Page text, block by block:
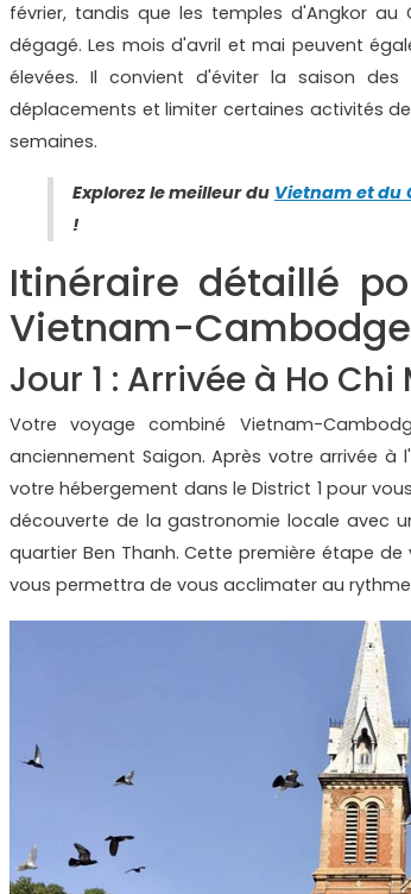
février, tandis que les temples d'Angkor
dégagé. Les mois d'avril et mai peuvent
élevées. Il convient d'éviter la saison
déplacements et limiter certaines activités
semaines.
Explorez le meilleur du Vietnam et du
!
Itinéraire détaillé
Vietnam-
Jour 1 : Arrivée à Ho
Votre voyage combiné Vietnam-
anciennement Saigon. Après votre arrivée à
votre hébergement dans le District 1 pour
découverte de la gastronomie locale avec
quartier Ben Thanh. Cette première étape
vous permettra de vous acclimater au